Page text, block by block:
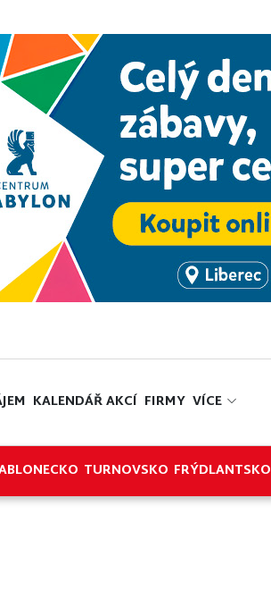
KALENDÁŘ AKCÍ FIRMY VÍCE
TURNOVSKO FRÝDLANTSKO